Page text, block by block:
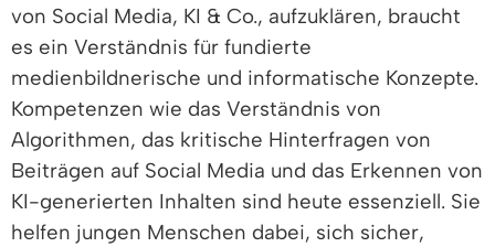
von Social Media, KI & Co., aufzuklären, braucht
es ein Verständnis für fundierte
medienbildnerische und informatische Konzepte.
Kompetenzen wie das Verständnis von
Algorithmen, das kritische Hinterfragen von
Beiträgen auf Social Media und das Erkennen von
KI-generierten Inhalten sind heute essenziell. Sie
helfen jungen Menschen dabei, sich sicher,